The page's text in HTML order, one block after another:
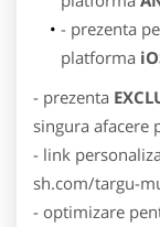
- prezenta
platforma
- prezenta
singura afacere
- link
sh.com/targu-
- optimizare